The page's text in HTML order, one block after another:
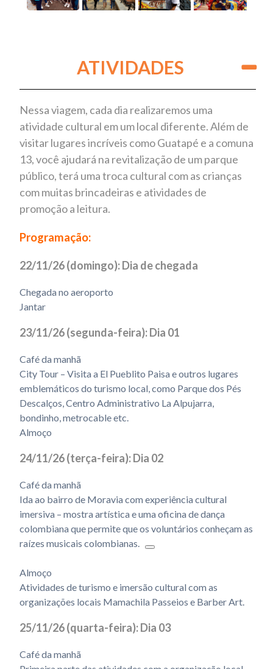
ATIVIDADES
Nessa viagem, cada dia realizaremos uma
atividade cultural em um local diferente. Além de
visitar lugares incríveis como Guatapé e a comuna
13, você ajudará na revitalização de um parque
público, terá uma troca cultural com as crianças
com muitas brincadeiras e atividades de
promoção a leitura.
Programação:
22/11/26 (domingo): Dia de chegada
Chegada no aeroporto
Jantar
23/11/26 (segunda-feira): Dia 01
Café da manhã
City Tour – Visita a El Pueblito Paisa e outros lugares
emblemáticos do turismo local, como Parque dos Pés
Descalços, Centro Administrativo La Alpujarra,
bondinho, metrocable etc.
Almoço
24/11/26 (terça-feira): Dia 02
Café da manhã
Ida ao bairro de Moravia com experiência cultural
imersiva –mostra artística e uma oficina de dança
colombiana que permite que os voluntários conheçam as
raízes musicais colombianas.
Almoço
Atividades de turismo e imersão cultural com as
organizações locais Mamachila Passeios e Barber Art.
25/11/26 (quarta-feira): Dia 03
Café da manhã